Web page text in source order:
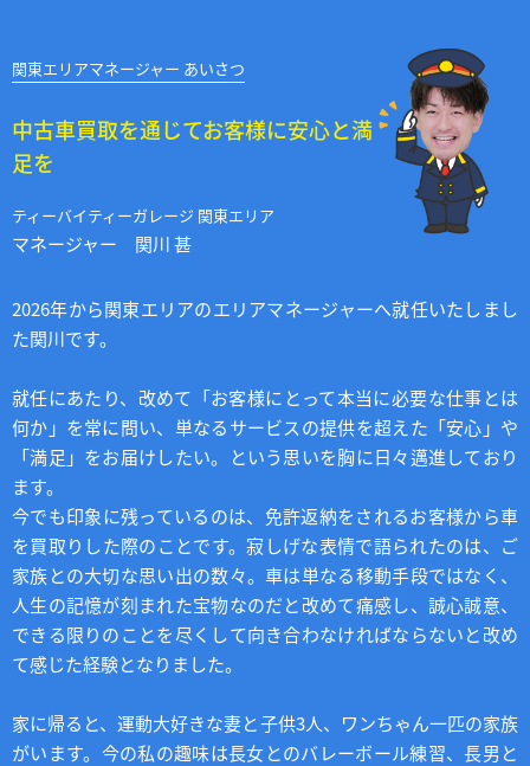
関東エリアマネージャー あいさつ
中古車買取を通じてお客様に安心と満
足を
ティーバイティーガレージ 関東エリア
マネージャー 関川 甚
2026年から関東エリアのエリアマネージャーへ就任いたしまし
た関川です。
就任にあたり、改めて「お客様にとって本当に必要な仕事とは
何か」を常に問い、単なるサービスの提供を超えた「安心」や
「満足」をお届けしたい。という思いを胸に日々邁進しており
ます。
今でも印象に残っているのは、免許返納をされるお客様から車
を買取りした際のことです。寂しげな表情で語られたのは、ご
家族との大切な思い出の数々。車は単なる移動手段ではなく、
人生の記憶が刻まれた宝物なのだと改めて痛感し、誠心誠意、
できる限りのことを尽くして向き合わなければならないと改め
て感じた経験となりました。
家に帰ると、運動大好きな妻と子供3人、ワンちゃん一匹の家族
がいます。今の私の趣味は長女とのバレーボール練習、長男と